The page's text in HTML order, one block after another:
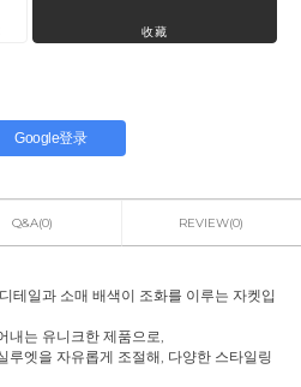
收藏
Google登录
Q&A(0) REVIEW(0)
테일과 소매 배색이 조화를 이루는 자켓입
내는 유니크한 제품으로,
루엣을 자유롭게 조절해, 다양한 스타일링